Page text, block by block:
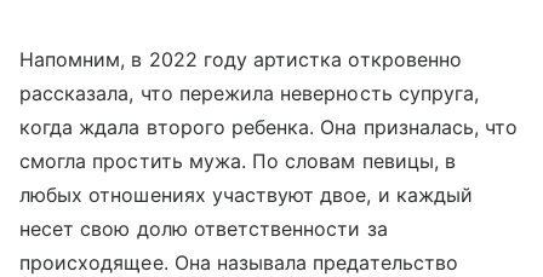
Напомним, в 2022 году артистка откровенно
рассказала, что пережила неверность супруга,
когда ждала второго ребенка. Она призналась, что
смогла простить мужа. По словам певицы, в
любых отношениях участвуют двое, и каждый
несет свою долю ответственности за
происходящее. Она называла предательство